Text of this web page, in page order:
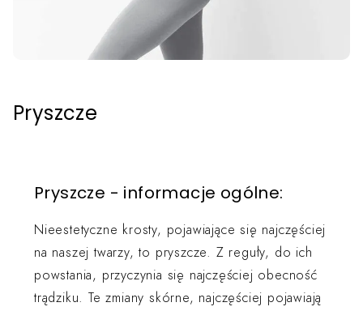
Pryszcze
Pryszcze - informacje ogólne:
Nieestetyczne krosty, pojawiające się najczęściej
na naszej twarzy, to pryszcze. Z reguły, do ich
powstania, przyczynia się najczęściej obecność
trądziku. Te zmiany skórne, najczęściej pojawiają